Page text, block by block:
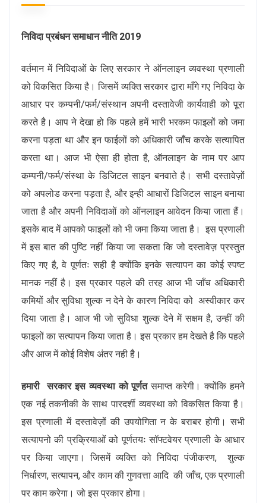
निविदा प्रबंधन समाधान नीति 2019
वर्तमान में निविदाओं के लिए सरकार ने ऑनलाइन व्यवस्था प्रणाली
को विकसित किया है। जिसमें व्यक्ति सरकार द्वारा माँगे गए निविदा के
आधार पर कम्पनी/फर्म/संस्थान अपनी दस्तावेजी कार्यवाही को पूरा
करते है। आप ने देखा हो कि पहले हमें भारी भरकम फाइलों को जमा
करना पड़ता था और इन फाईलों को अधिकारी जाँच करके सत्यापित
करता था। आज भी ऐसा ही होता है, ऑनलाइन के नाम पर आप
कम्पनी/फर्म/संस्था के डिजिटल साइन बनवाते है। सभी दस्तावेज़ों
को अपलोड करना पड़ता है, और इन्ही आधारों डिजिटल साइन बनाया
जाता है और अपनी निविदाओं को ऑनलाइन आवेदन किया जाता हैं।
इसके बाद में आपको फाइलों को भी जमा किया जाता है। इस प्रणाली
में इस बात की पुष्टि नहीं किया जा सकता कि जो दस्तावेज़ प्रस्तुत
किए गए है, वे पूर्णतः सही है क्योंकि इनके सत्यापन का कोई स्पष्ट
मानक नहीं है। इस प्रकार पहले की तरह आज भी जाँच अधिकारी
कमियों और सुविधा शुल्क न देने के कारण निविदा को अस्वीकार कर
दिया जाता है। आज भी जो सुविधा शुल्क देने में सक्षम है, उन्हीं की
फाइलों का सत्यापन किया जाता है। इस प्रकार हम देखते है कि पहले
और आज में कोई विशेष अंतर नही है।
हमारी सरकार इस व्यवस्था को पूर्णतसमाप्त करेगी। क्योंकि हमने
एक नई तकनीकी के साथ पारदर्शी व्यवस्था को विकसित किया है।
इस प्रणाली में दस्तावेज़ों की उपयोगिता न के बराबर होगी। सभी
सत्यापनो की प्रक्रियाओं को पूर्णतयः सॉफ्टवेयर प्रणाली के आधार
पर किया जाएगा। जिसमें व्यक्ति को निविदा पंजीकरण, शुल्क
निर्धारण, सत्यापन, और काम की गुणवत्ता आदि की जाँच, एक प्रणाली
पर काम करेगा। जो इस प्रकार होगा।